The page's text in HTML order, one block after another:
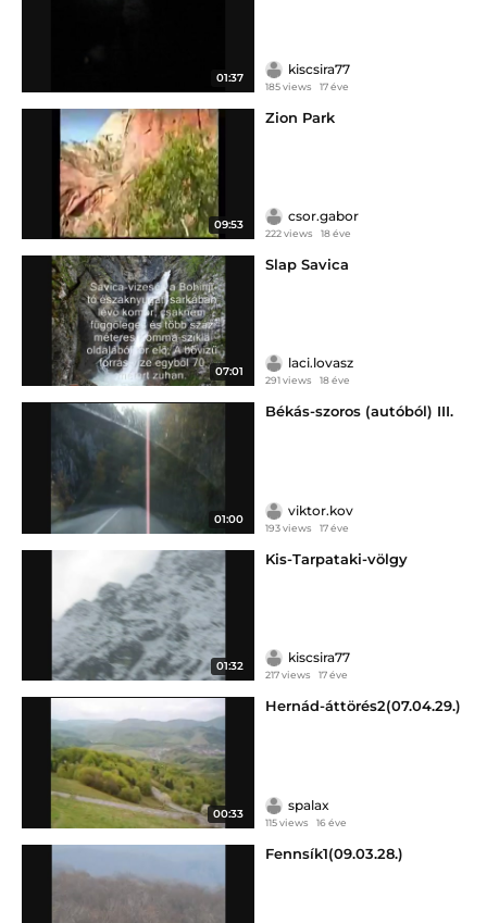
01:37
kiscsira77
185 views 17 éve
09:53
Zion Park
csor.gabor
222 views 18 éve
07:01
Slap Savica
laci.lovasz
291 views 18 éve
01:00
Békás-szoros (autóból) III.
viktor.kov
193 views 17 éve
01:32
Kis-Tarpataki-völgy
kiscsira77
217 views 17 éve
00:33
Hernád-áttörés2(07.04.29.)
spalax
115 views 16 éve
Fennsík1(09.03.28.)